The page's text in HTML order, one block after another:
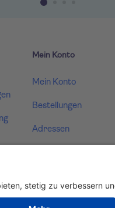
Mein Konto
Mein Konto
Bestellungen
Adressen